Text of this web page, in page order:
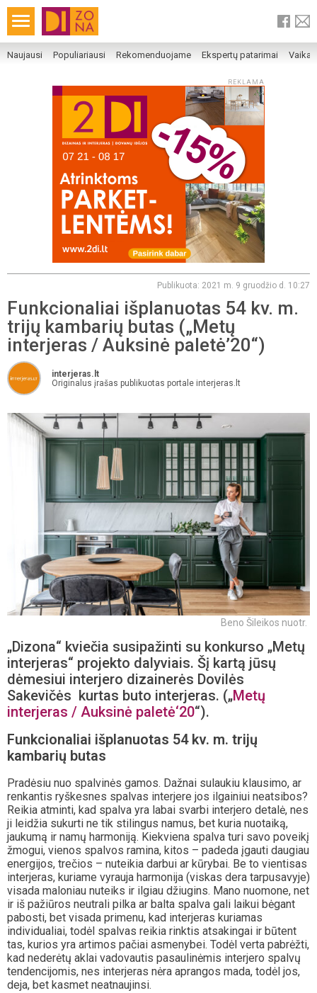
Naujausi Populiariausi Rekomenduojame Ekspertų patarimai
REKLAMA
Publikuota: 2021 m. 9 gruodžio d. 10:27
Funkcionaliai išplanuotas 54 kv. m.
trijų kambarių butas („Metų
interjeras / Auksinė paletė’20“)
interjeras.lt
Originalus įrašas publikuotas portale interjeras.lt
Beno Šileikos nuotr.
„Dizona“ kviečia susipažinti su konkurso „Metų
interjeras“ projekto dalyviais. Šį kartą jūsų
dėmesiui interjero dizainerės Dovilės
Sakevičės kurtas buto interjeras. („Metų
interjeras / Auksinė paletė‘20“).
Funkcionaliai išplanuotas 54 kv. m. trijų
kambarių butas
Pradėsiu nuo spalvinės gamos. Dažnai sulaukiu klausimo, ar
renkantis ryškesnes spalvas interjere jos ilgainiui neatsibos?
Reikia atminti, kad spalva yra labai svarbi interjero detalė, nes
ji leidžia sukurti ne tik stilingus namus, bet kuria nuotaiką,
jaukumą ir namų harmoniją. Kiekviena spalva turi savo poveikį
žmogui, vienos spalvos ramina, kitos – padeda įgauti daugiau
energijos, trečios – nuteikia darbui ar kūrybai. Be to vientisas
interjeras, kuriame vyrauja harmonija (viskas dera tarpusavyje)
visada maloniau nuteiks ir ilgiau džiugins. Mano nuomone, net
ir iš pažiūros neutrali pilka ar balta spalva gali laikui bėgant
pabosti, bet visada primenu, kad interjeras kuriamas
individualiai, todėl spalvas reikia rinktis atsakingai ir būtent
tas, kurios yra artimos pačiai asmenybei. Todėl verta pabrėžti,
kad nederėtų aklai vadovautis pasaulinėmis interjero spalvų
tendencijomis, nes interjeras nėra aprangos mada, todėl jos,
deja, bet kasmet neatnaujinsi.